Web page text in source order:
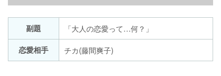
副題
「大人の恋愛って…何？」
恋愛相手
チカ(藤間爽子)